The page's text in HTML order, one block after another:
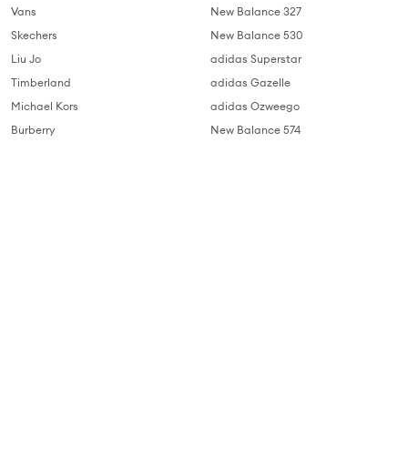
Vans
Skechers
Liu Jo
Timberland
Michael Kors
Burberry
New Balance 327
New Balance 530
adidas Superstar
adidas Gazelle
adidas Ozweego
New Balance 574